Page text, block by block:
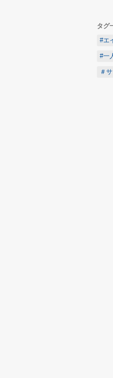
タグ
#エ
#一
＃